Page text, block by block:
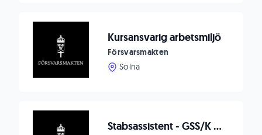
Kursansvarig arbetsmiljö
Försvarsmakten
Solna
Stabsassistent - GSS/K till Flygstaben